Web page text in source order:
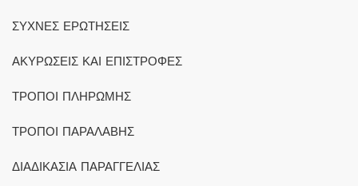
ΣΥΧΝΕΣ ΕΡΩΤΗΣΕΙΣ
ΑΚΥΡΩΣΕΙΣ ΚΑΙ ΕΠΙΣΤΡΟΦΕΣ
ΤΡΟΠΟΙ ΠΛΗΡΩΜΗΣ
ΤΡΟΠΟΙ ΠΑΡΑΛΑΒΗΣ
ΔΙΑΔΙΚΑΣΙΑ ΠΑΡΑΓΓΕΛΙΑΣ